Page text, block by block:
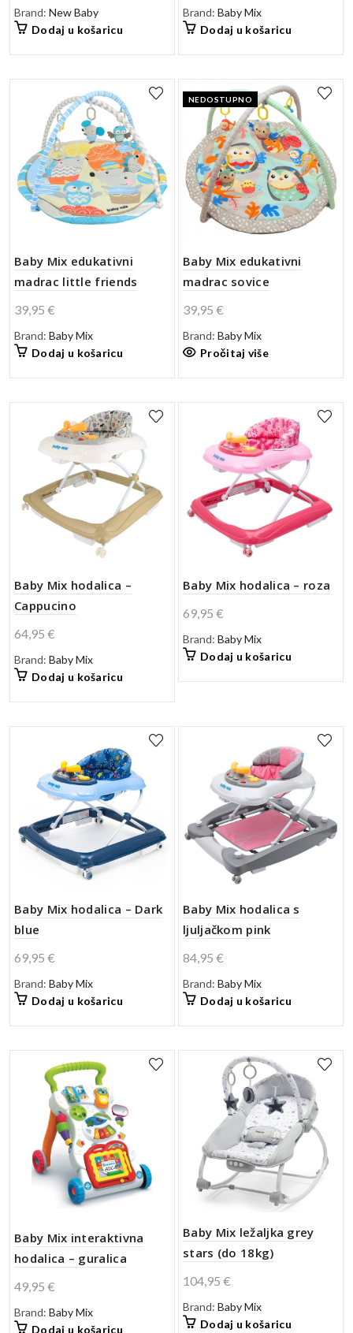
Brand:New Baby
Dodaj u košaricu
Brand:Baby Mix
Dodaj u košaricu
Baby Mix edukativni
madrac little friends
39,95€
Brand:Baby Mix
Dodaj u košaricu
NEDOSTUPNO
Baby Mix edukativni
madrac sovice
39,95€
Brand:Baby Mix
Pročitaj više
Baby Mix hodalica –
Cappucino
64,95€
Brand:Baby Mix
Dodaj u košaricu
Baby Mix hodalica – roza
69,95€
Brand:Baby Mix
Dodaj u košaricu
Baby Mix hodalica – Dark
blue
69,95€
Brand:Baby Mix
Dodaj u košaricu
Baby Mix hodalica s
ljuljačkom pink
84,95€
Brand:Baby Mix
Dodaj u košaricu
Baby Mix interaktivna
hodalica – guralica
49,95€
Brand:Baby Mix
Dodaj u košaricu
Baby Mix ležaljka grey
stars (do 18kg)
104,95€
Brand:Baby Mix
Dodaj u košaricu